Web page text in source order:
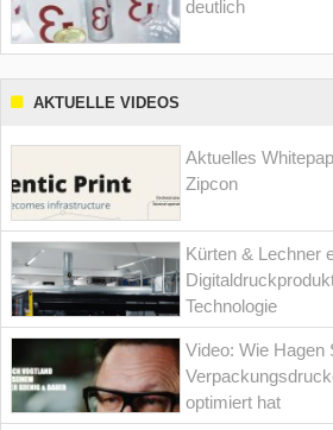
deutlich
AKTUELLE VIDEOS
Aktuelles
Zipcon
Kürten & Lechner
Technologie
Video: Wie
optimiert hat